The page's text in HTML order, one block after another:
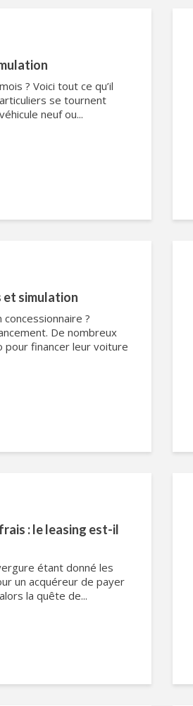
? Voici tout ce qu’il
se tournent
neuf ou...
et simulation
?
De nombreux
pour financer leur voiture
: le leasing est-il
étant donné les
un acquéreur de payer
la quête de...